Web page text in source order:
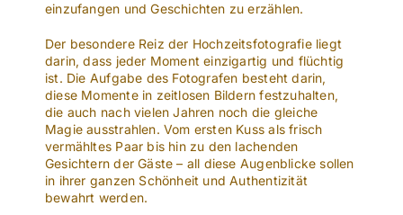
einzufangen und Geschichten zu erzählen.
Der besondere Reiz der Hochzeitsfotografie liegt
darin, dass jeder Moment einzigartig und flüchtig
ist. Die Aufgabe des Fotografen besteht darin,
diese Momente in zeitlosen Bildern festzuhalten,
die auch nach vielen Jahren noch die gleiche
Magie ausstrahlen. Vom ersten Kuss als frisch
vermähltes Paar bis hin zu den lachenden
Gesichtern der Gäste – all diese Augenblicke sollen
in ihrer ganzen Schönheit und Authentizität
bewahrt werden.